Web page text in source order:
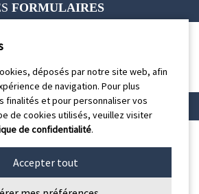
FORMULAIRES
client
PERTINENTES
déposés par notre site web, afin
de navigation. Pour plus
finalités et pour personnaliser vos
de cookies utilisés, veuillez visiter
de confidentialité.
Accepter tout